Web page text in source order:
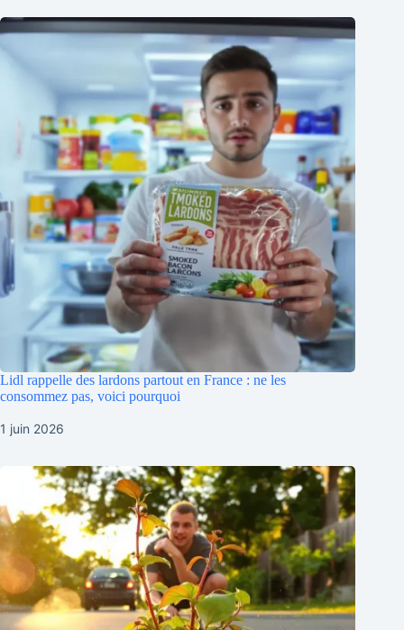
Lidl rappelle des lardons partout en France : ne les
consommez pas, voici pourquoi
1 juin 2026